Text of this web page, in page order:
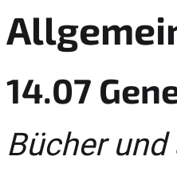
14.07
Bücher